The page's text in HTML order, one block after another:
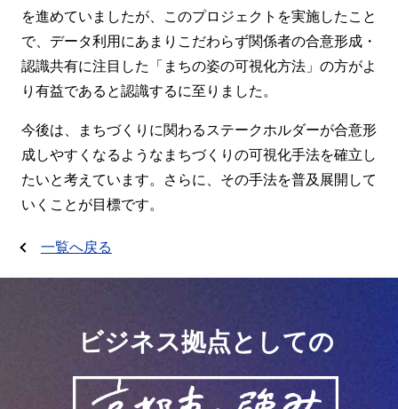
を進めていましたが、このプロジェクトを実施したこと
で、データ利用にあまりこだわらず関係者の合意形成・
認識共有に注目した「まちの姿の可視化方法」の方がよ
り有益であると認識するに至りました。
今後は、まちづくりに関わるステークホルダーが合意形
成しやすくなるようなまちづくりの可視化手法を確立し
たいと考えています。さらに、その手法を普及展開して
いくことが目標です。
一覧へ戻る
ビジネス拠点としての